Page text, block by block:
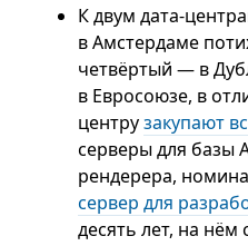
К двум дата-
в Амстердаме
четвёртый — в
в Евросоюзе, в
центрузакупают
серверы для базы
рендерера,
сервер для
десять лет, на нём